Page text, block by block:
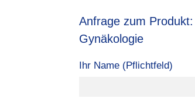
Anfrage zum
Gynäkologie
Ihr Name (Pflichtfeld)